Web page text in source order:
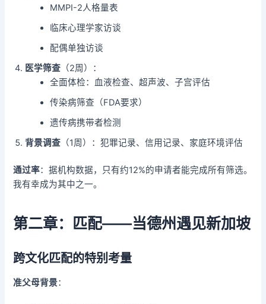
MMPI-2人格量表
临床心理学家访谈
配偶单独访谈
医学筛查 （2周）：
全面体检：血液检查、超声波、子宫评估
传染病筛查（FDA要求）
遗传病携带者检测
背景调查 （1周）：犯罪记录、信用记录、家庭环境评估
通过率：据机构数据，只有约12%的申请者能完成所有筛选。
我有幸成为其中之一。
第二章：匹配——当德州遇见新加坡
跨文化匹配的特别考量
准父母背景：